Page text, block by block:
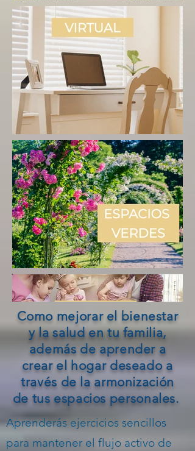
Como mejorar el bienestar
y la salud en tu familia,
además de aprender a
crear el hogar deseado a
través de la armonización
de tus espacios personales.
Aprenderás ejercicios sencillos
para mantener el flujo activo de